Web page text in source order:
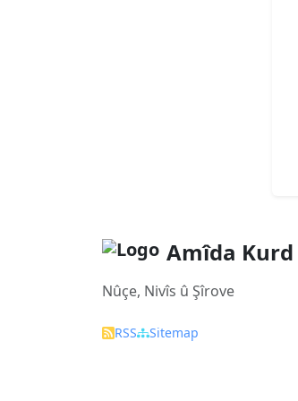
Amîda Kurd
Nûçe, Nivîs û Şîrove
RSS Sitemap